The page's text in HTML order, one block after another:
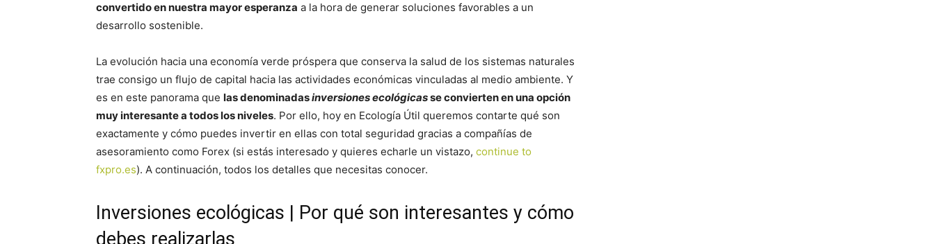
convertido en nuestra mayor esperanza a la hora de generar soluciones favorables a un
desarrollo sostenible.
La evolución hacia una economía verde próspera que conserva la salud de los sistemas naturales
trae consigo un flujo de capital hacia las actividades económicas vinculadas al medio ambiente. Y
es en este panorama que las denominadasinversiones ecológicasse convierten en una opción
muy interesante a todos los niveles. Por ello, hoy en Ecología Útil queremos contarte qué son
exactamente y cómo puedes invertir en ellas con total seguridad gracias a compañías de
asesoramiento como Forex (si estás interesado y quieres echarle un vistazo, continue to
fxpro.es). A continuación, todos los detalles que necesitas conocer.
Inversiones ecológicas | Por qué son interesantes y cómo
debes realizarlas